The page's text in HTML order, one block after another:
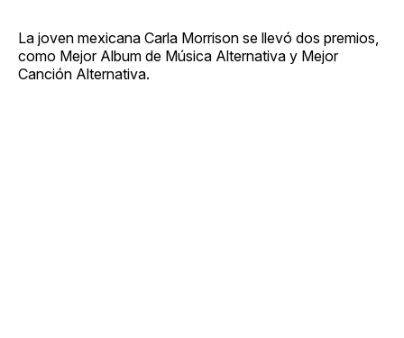
La joven mexicana Carla Morrison se llevó dos premios,
como Mejor Album de Música Alternativa y Mejor
Canción Alternativa.